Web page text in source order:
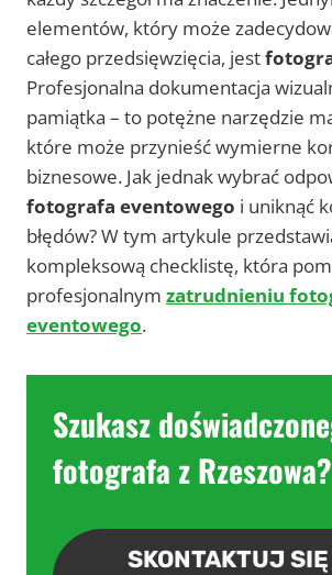
elementów, który może
całego przedsięwzięcia, jest
Profesjonalna dokumentacja
pamiątka – to potężne narzędzie
które może przynieść wymierne
biznesowe. Jak jednak wybrać
fotografa eventowego i uniknąć
błędów? W tym artykule
kompleksową checklistę, która
profesjonalnym zatrudnieniu
eventowego.
Szukasz
fotografa z Rzeszowa?
SKONTAKTUJ